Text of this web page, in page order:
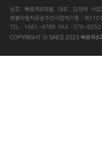
상호 : 빠름퀵&화물 대표 : 김성태 사
화물자동차운송주선사업허가증 : 제
TEL : 1661-4789 FAX : 070-
COPYRIGHT ⓒ SINCE 2023 빠름퀵&